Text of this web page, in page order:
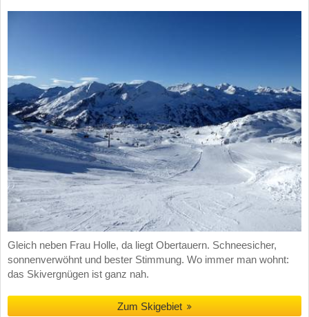
Gleich neben Frau Holle, da liegt Obertauern. Schneesicher,
sonnenverwöhnt und bester Stimmung. Wo immer man wohnt:
das Skivergnügen ist ganz nah.
Zum Skigebiet